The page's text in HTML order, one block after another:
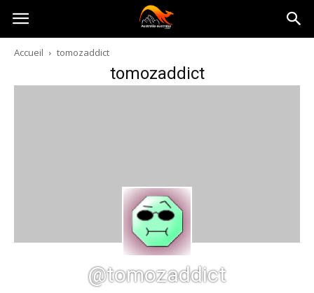
Australia-
australie.com
Accueil tomozaddict
tomozaddict
@tomozaddict